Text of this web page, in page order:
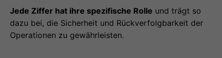
Jede Ziffer hat ihre spezifische Rolle und trägt so
dazu bei, die Sicherheit und Rückverfolgbarkeit der
Operationen zu gewährleisten.